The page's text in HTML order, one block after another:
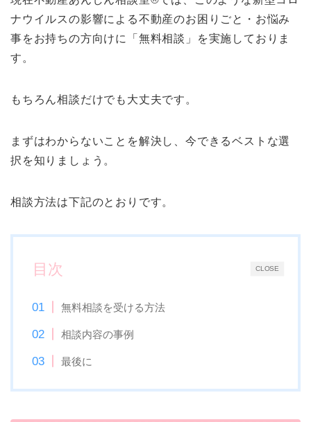
ナウイルスの影響による不動産のお困りごと・お悩み
事をお持ちの方向けに「無料相談」を実施しておりま
す。
もちろん相談だけでも大丈夫です。
まずはわからないことを解決し、今できるベストな選
択を知りましょう。
相談方法は下記のとおりです。
CLOSE
目次
無料相談を受ける方法
相談内容の事例
最後に